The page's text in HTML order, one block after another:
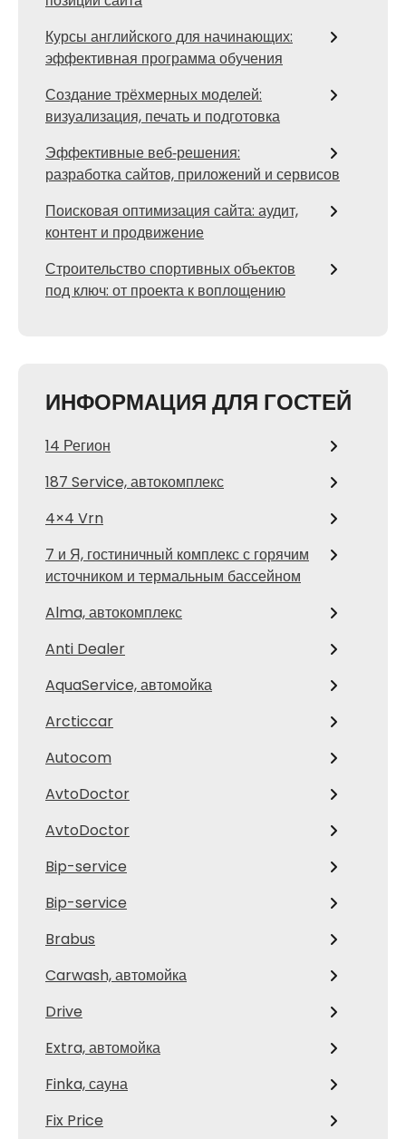
Курсы английского для начинающих:
эффективная программа обучения
Создание трёхмерных моделей:
визуализация, печать и подготовка
Эффективные веб‑решения:
разработка сайтов, приложений и сервисов
Поисковая оптимизация сайта: аудит,
контент и продвижение
Строительство спортивных объектов
под ключ: от проекта к воплощению
ИНФОРМАЦИЯ ДЛЯ ГОСТЕЙ
14 Регион
187 Service, автокомплекс
4×4 Vrn
7 и Я, гостиничный комплекс с горячим
источником и термальным бассейном
Alma, автокомплекс
Anti Dealer
AquaService, автомойка
Arcticcar
Autocom
AvtoDoctor
AvtoDoctor
Bip-service
Bip-service
Brabus
Carwash, автомойка
Drive
Extra, автомойка
Finka, сауна
Fix Price